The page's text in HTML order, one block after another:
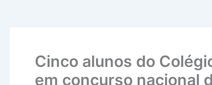
Cinco alunos do
em concurso nacional